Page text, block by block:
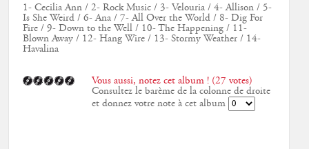
1- Cecilia Ann / 2- Rock Music / 3- Velouria / 4- Allison / 5-
Is She Weird / 6- Ana / 7- All Over the World / 8- Dig For
Fire / 9- Down to the Well / 10- The Happening / 11-
Blown Away / 12- Hang Wire / 13- Stormy Weather / 14-
Havalina
Vous aussi, notez cet album ! (27 votes)
Consultez le barème de la colonne de droite
et donnez votre note à cet album